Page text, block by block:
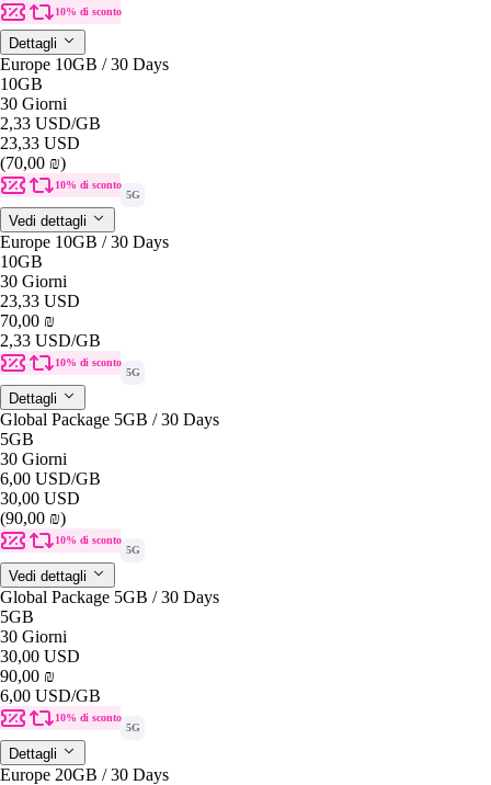
10% di sconto
Dettagli
Europe 10GB / 30 Days
10GB
30 Giorni
2,33 USD/GB
23,33 USD
(70,00 ₪)
10% di sconto
5G
Vedi dettagli
Europe 10GB / 30 Days
10GB
30 Giorni
23,33 USD
70,00 ₪
2,33 USD/GB
10% di sconto
5G
Dettagli
Global Package 5GB / 30 Days
5GB
30 Giorni
6,00 USD/GB
30,00 USD
(90,00 ₪)
10% di sconto
5G
Vedi dettagli
Global Package 5GB / 30 Days
5GB
30 Giorni
30,00 USD
90,00 ₪
6,00 USD/GB
10% di sconto
5G
Dettagli
Europe 20GB / 30 Days